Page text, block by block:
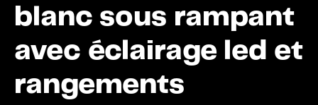
blanc sous rampant
avec éclairage led et
rangements